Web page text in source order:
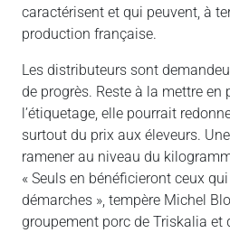
caractérisent et qui peuvent, à
production française.
Les distributeurs sont
de progrès. Reste à la mettre en
l’étiquetage, elle pourrait
surtout du prix aux éleveurs.
ramener au niveau du
« Seuls en bénéficieront ceux
démarches », tempère Michel
groupement porc de Triskalia et